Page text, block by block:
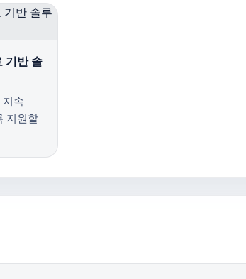
기반 솔
지속
지원할